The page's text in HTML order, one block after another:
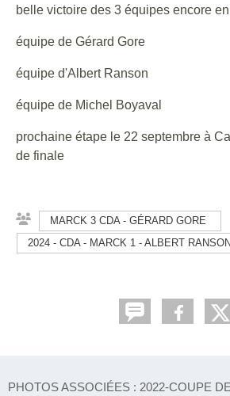
belle victoire des 3 équipes encore
équipe de Gérard Gore
équipe d'Albert Ranson
équipe de Michel Boyaval
prochaine étape le 22 septembre à
de finale
MARCK 3 CDA - GÉRARD GORE
2024 - CDA - MARCK 1 - ALBERT RANSON
PHOTOS ASSOCIÉES : 2022-COUPE